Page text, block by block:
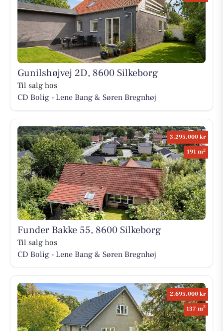
Gunilshøjvej 2D, 8600 Silkeborg
Til salg hos
CD Bolig - Lene Bang & Søren Bregnhøj
3.295.000 kr
191 m2
Funder Bakke 55, 8600 Silkeborg
Til salg hos
CD Bolig - Lene Bang & Søren Bregnhøj
2.695.000 kr
137 m2